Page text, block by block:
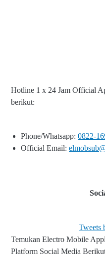
Hotline 1 x 24 Jam Official
berikut:
Phone/Whatsapp: 0822-
Official Email:
Tweets
Temukan Electro Mobile
Platform Social Media